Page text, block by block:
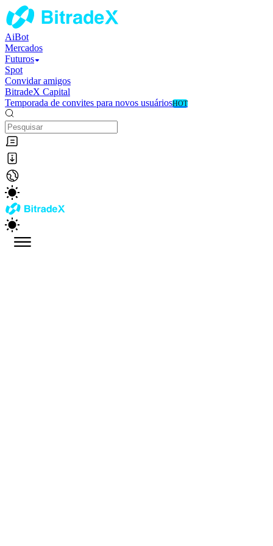
AiBot
Mercados
Futuros
Spot
Convidar amigos
BitradeX Capital
Temporada de convites para novos usuáriosHOT